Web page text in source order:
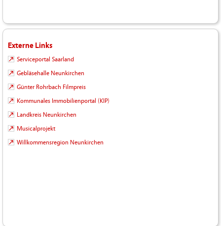
Externe Links
Serviceportal Saarland
Gebläsehalle Neunkirchen
Günter Rohrbach Filmpreis
Kommunales Immobilienportal (KIP)
Landkreis Neunkirchen
Musicalprojekt
Willkommensregion Neunkirchen